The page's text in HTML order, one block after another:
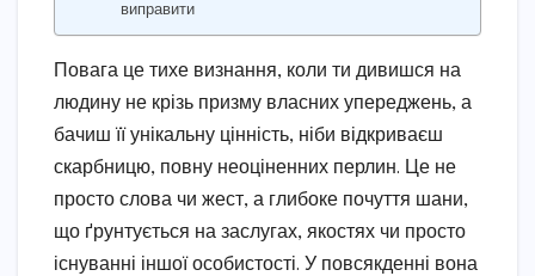
виправити
Повага це тихе визнання, коли ти дивишся на
людину не крізь призму власних упереджень, а
бачиш її унікальну цінність, ніби відкриваєш
скарбницю, повну неоціненних перлин. Це не
просто слова чи жест, а глибоке почуття шани,
що ґрунтується на заслугах, якостях чи просто
існуванні іншої особистості. У повсякденні вона